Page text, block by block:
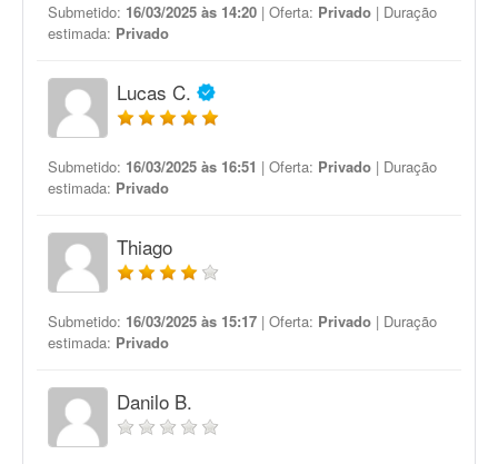
Submetido: 16/03/2025 às 14:20 | Oferta: Privado | Duração
estimada: Privado
Lucas C.
Submetido: 16/03/2025 às 16:51 | Oferta: Privado | Duração
estimada: Privado
Thiago
Submetido: 16/03/2025 às 15:17 | Oferta: Privado | Duração
estimada: Privado
Danilo B.